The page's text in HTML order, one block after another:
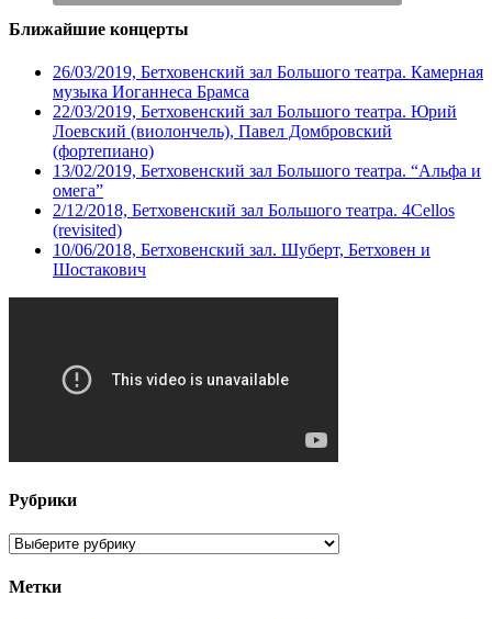
Ближайшие концерты
26/03/2019, Бетховенский зал Большого театра. Камерная
музыка Иоганнеса Брамса
22/03/2019, Бетховенский зал Большого театра. Юрий
Лоевский (виолончель), Павел Домбровский
(фортепиано)
13/02/2019, Бетховенский зал Большого театра. “Альфа и
омега”
2/12/2018, Бетховенский зал Большого театра. 4Cellos
(revisited)
10/06/2018, Бетховенский зал. Шуберт, Бетховен и
Шостакович
Рубрики
Рубрики
Метки